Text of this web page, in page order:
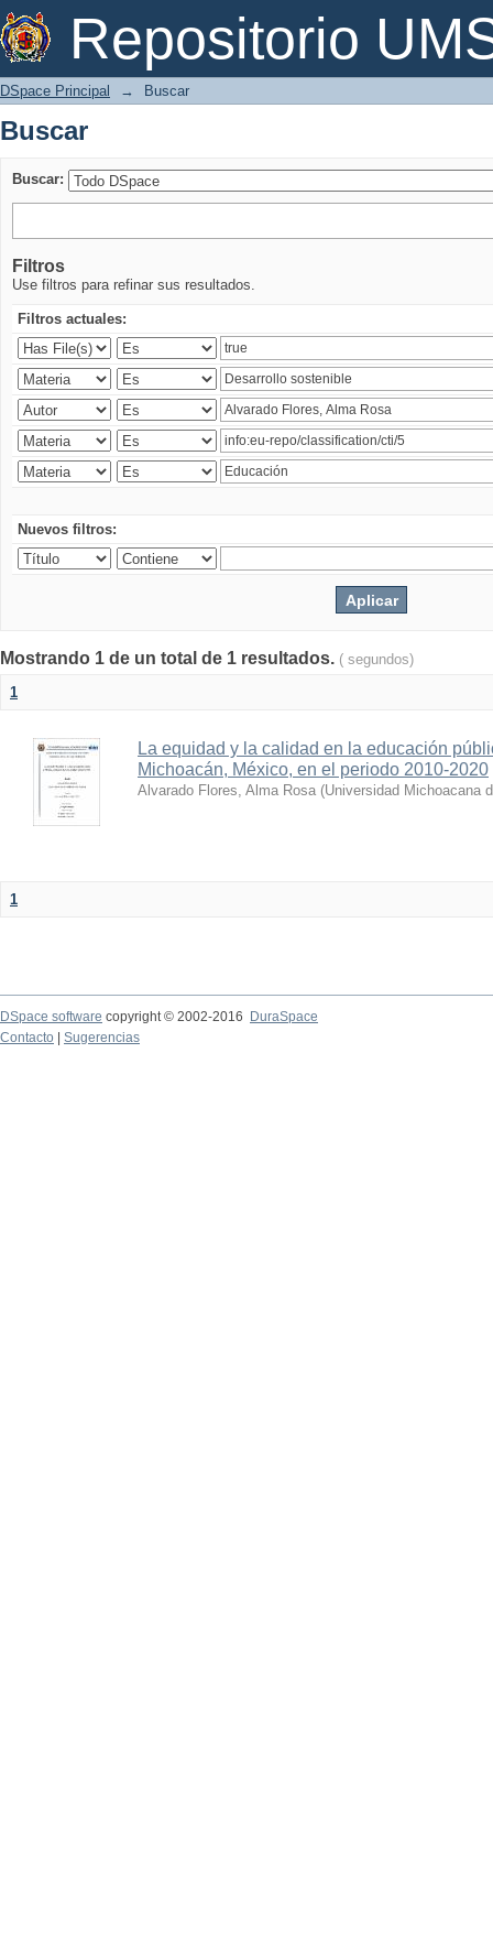
Repositorio
Buscar
DSpace Principal → Buscar
Buscar
Buscar:
Filtros
Use filtros para refinar sus resultados.
Filtros actuales:
Nuevos filtros:
Mostrando 1 de un total de 1 resultados. ( segundos)
1
La equidad y la calidad en la educación
Michoacán, México, en el periodo 2010-2020
Alvarado Flores, Alma Rosa (Universidad Michoacana
1
DSpace software copyright © 2002-2016
DuraSpace
Contacto
Sugerencias